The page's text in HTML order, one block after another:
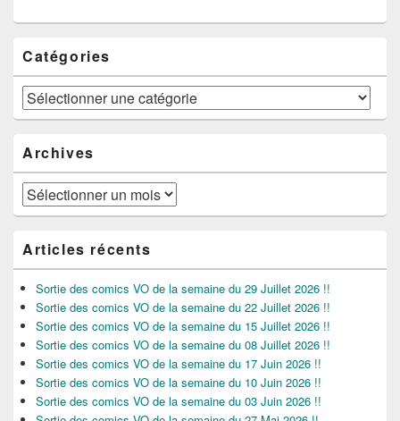
Catégories
Catégories
Archives
Archives
Articles récents
Sortie des comics VO de la semaine du 29 Juillet 2026 !!
Sortie des comics VO de la semaine du 22 Juillet 2026 !!
Sortie des comics VO de la semaine du 15 Juillet 2026 !!
Sortie des comics VO de la semaine du 08 Juillet 2026 !!
Sortie des comics VO de la semaine du 17 Juin 2026 !!
Sortie des comics VO de la semaine du 10 Juin 2026 !!
Sortie des comics VO de la semaine du 03 Juin 2026 !!